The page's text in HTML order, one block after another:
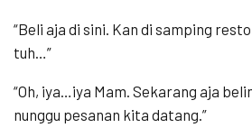
“Beli aja di sini. Kan di samping
tuh…”
“Oh, iya…iya Mam. Sekarang aja
nunggu pesanan kita datang.”